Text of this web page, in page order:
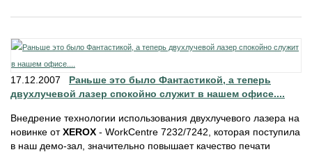
17.12.2007 Раньше это было Фантастикой, а теперь
двухлучевой лазер спокойно служит в нашем офисе....
Внедрение технологии использования двухлучевого лазера на
новинке отXEROX - WorkCentre 7232/7242, которая поступила
в наш демо-зал, значительно повышает качество печати